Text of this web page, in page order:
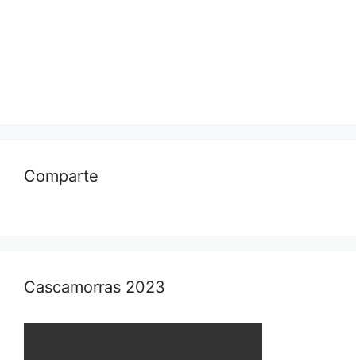
Comparte
Cascamorras 2023